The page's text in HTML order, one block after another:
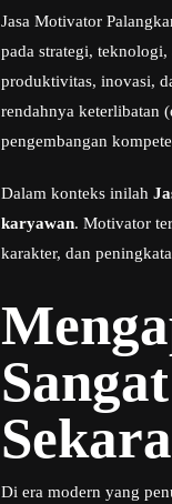
Jasa Motivator
pada strategi,
produktivitas, inovasi,
rendahnya keterlibatan
pengembangan
Dalam konteks inilah
karyawan. Motivator
karakter, dan
Di era modern yang